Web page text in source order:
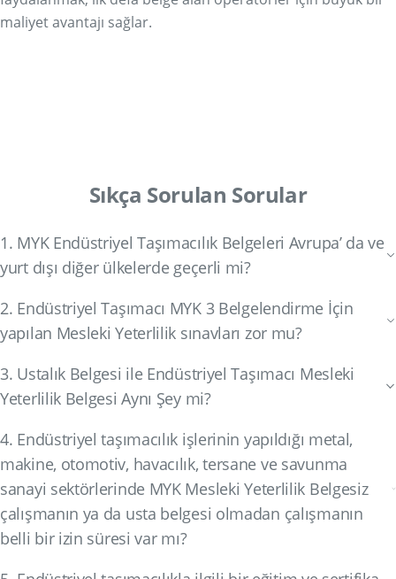
maliyet avantajı sağlar.
Sıkça Sorulan Sorular
1. MYK Endüstriyel Taşımacılık Belgeleri Avrupa’ da ve
yurt dışı diğer ülkelerde geçerli mi?
2. Endüstriyel Taşımacı MYK 3 Belgelendirme İçin
yapılan Mesleki Yeterlilik sınavları zor mu?
3. Ustalık Belgesi ile Endüstriyel Taşımacı Mesleki
Yeterlilik Belgesi Aynı Şey mi?
4. Endüstriyel taşımacılık işlerinin yapıldığı metal,
makine, otomotiv, havacılık, tersane ve savunma
sanayi sektörlerinde MYK Mesleki Yeterlilik Belgesiz
çalışmanın ya da usta belgesi olmadan çalışmanın
belli bir izin süresi var mı?